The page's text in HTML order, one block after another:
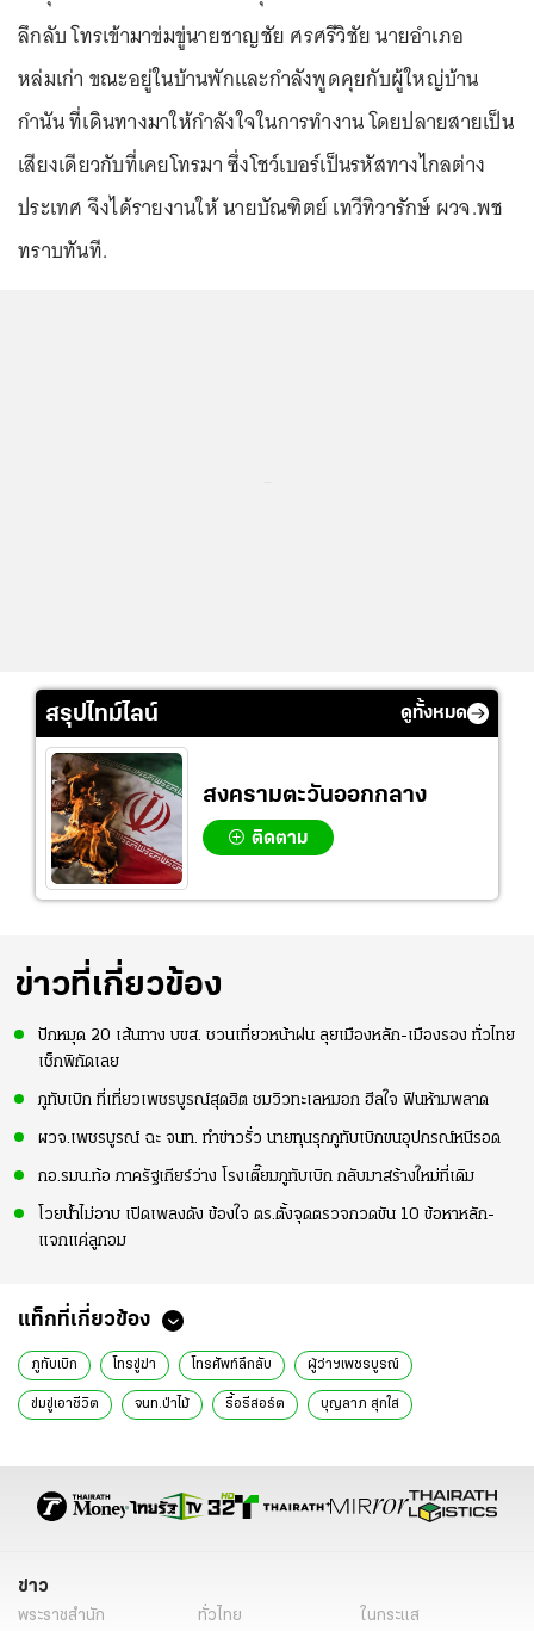
ลึกลับ โทรเข้ามาข่มขู่นายชาญชัย ศรศรีวิชัย นายอำเภอ
หล่มเก่า ขณะอยู่ในบ้านพักและกำลังพูดคุยกับผู้ใหญ่บ้าน
กำนัน ที่เดินทางมาให้กำลังใจในการทำงาน โดยปลายสายเป็น
เสียงเดียวกับที่เคยโทรมา ซึ่งโชว์เบอร์เป็นรหัสทางไกลต่าง
ประเทศ จึงได้รายงานให้ นายบัณฑิตย์ เทวีทิวารักษ์ ผวจ.พช
ทราบทันที.
สรุปไทม์ไลน์ ดูทั้งหมด
สงครามตะวันออกกลาง
ติดตาม
ข่าวที่เกี่ยวข้อง
ปักหมุด 20 เส้นทาง บขส. ชวนเที่ยวหน้าฝน ลุยเมืองหลัก-เมืองรอง ทั่วไทย
เช็กพิกัดเลย
ภูทับเบิก ที่เที่ยวเพชรบูรณ์สุดฮิต ชมวิวทะเลหมอก ฮีลใจ ฟินห้ามพลาด
ผวจ.เพชรบูรณ์ ฉะ จนท. ทำข่าวรั่ว นายทุนรุกภูทับเบิกขนอุปกรณ์หนีรอด
กอ.รมน.ท้อ ภาครัฐเกียร์ว่าง โรงเตี๊ยมภูทับเบิก กลับมาสร้างใหม่ที่เดิม
โวยน้ำไม่อาบ เปิดเพลงดัง ข้องใจ ตร.ตั้งจุดตรวจกวดขัน 10 ข้อหาหลัก-
แจกแค่ลูกอม
แท็กที่เกี่ยวข้อง
ภูทับเบิก โทรขู่ฆ่า โทรศัพท์ลึกลับ ผู้ว่าฯเพชรบูรณ์
ข่มขู่เอาชีวิต จนท.ป่าไม้ รื้อรีสอร์ต บุญลาภ สุกใส
ข่าว
พระราชสำนัก ทั่วไทย
ในกระแส